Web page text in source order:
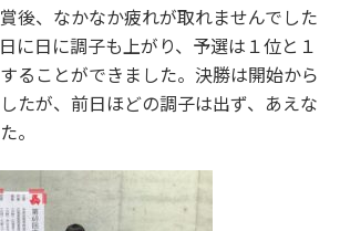
後、なかなか疲れが取れませんでした
に日に調子も上がり、予選は１位と１
ることができました。決勝は開始から
たが、前日ほどの調子は出ず、あえな
。